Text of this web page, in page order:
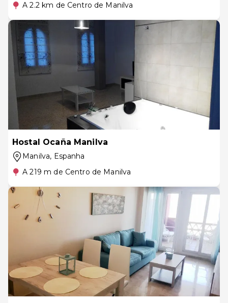
A 2.2 km de Centro de Manilva
Hostal Ocaña Manilva
Manilva, Espanha
A 219 m de Centro de Manilva